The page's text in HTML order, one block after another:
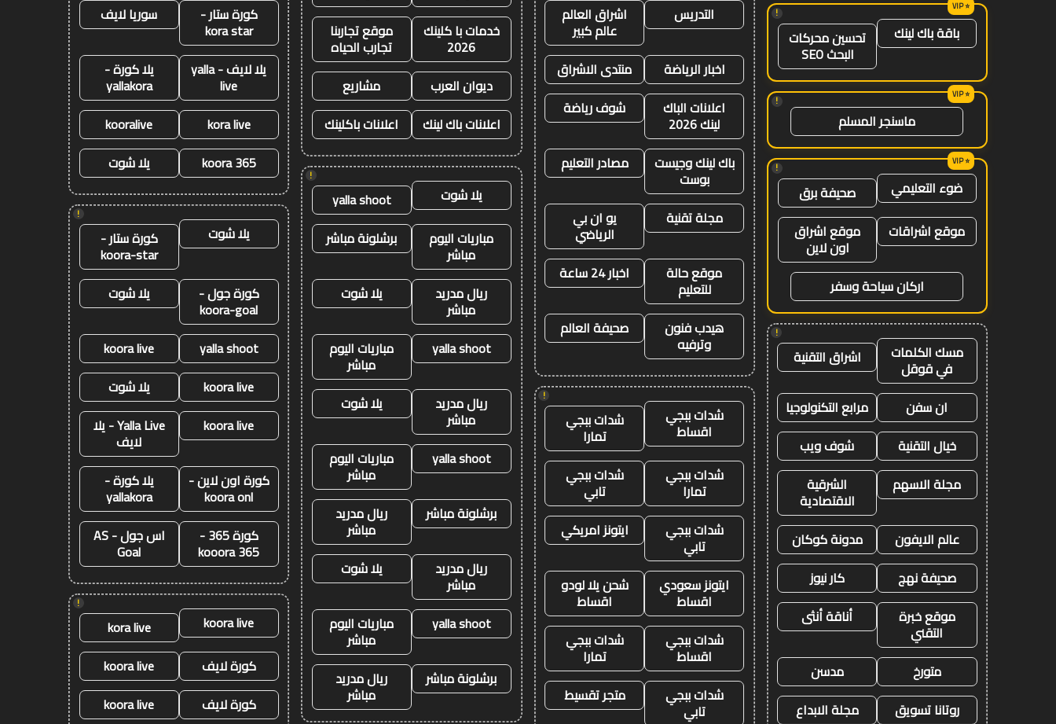
!
باقة باك لينك تحسين محركات
البحث SEO
!
ماسنجر المسلم
!
ضوء التعليمي
صحيفة برق
موقع اشراقات
موقع اشراق
اون لاين
اركان سياحة وسفر
!
مسك الكلمات
في قوقل اشراق التقنية
ان سفن
مرابع التكنولوجيا
خيال التقنية
شوف ويب
مجلة الاسهم
الشرقية
الاقتصادية
عالم الايفون
مدونة كوكان
صحيفة نهج
كار نيوز
موقع خبرة
التقني
أناقة أنثى
متورخ
مدسن
روتانا تسويق
مجلة الابداع
التدريس
اشراق العالم
عالم كبير
اخبار الرياضة
منتدى الاشراق
اعلانات الباك
لينك 2026
شوف رياضة
باك لينك وجيست
بوست
مصادر التعليم
مجلة تقنية يو ان بي
الرياضي
موقع حالة
للتعليم
اخبار 24 ساعة
هيدب فنون
وترفيه
صحيفة العالم
!
شدات ببجي
اقساط شدات ببجي
تمارا
شدات ببجي
تمارا
شدات ببجي
تابي
شدات ببجي
تابي
ايتونز امريكي
ايتونز سعودي
اقساط
شحن يلا لودو
اقساط
شدات ببجي
اقساط
شدات ببجي
تمارا
شدات ببجي
تابي
متجر تقسيط
خدمات با كلينك
2026
موقع تجاربنا
تجارب الحياه
ديوان العرب
مشاريع
اعلانات باك لينك
اعلانات باكلينك
!
يلا شوت
yalla shoot
مباريات اليوم
مباشر
برشلونة مباشر
ريال مدريد
مباشر
يلا شوت
yalla shoot مباريات اليوم
مباشر
ريال مدريد
مباشر
يلا شوت
yalla shoot مباريات اليوم
مباشر
برشلونة مباشر
ريال مدريد
مباشر
ريال مدريد
مباشر
يلا شوت
yalla shoot مباريات اليوم
مباشر
برشلونة مباشر
ريال مدريد
مباشر
كورة ستار -
kora star
سوريا لايف
يلا لايف - yalla
live
يلا كورة -
yallakora
kora live
kooralive
koora 365
يلا شوت
!
يلا شوت كورة ستار -
koora-star
كورة جول -
koora-goal
يلا شوت
yalla shoot
koora live
koora live
يلا شوت
koora live
Yalla Live - يلا
لايف
كورة اون لاين -
koora onl
يلا كورة -
yallakora
كورة 365 -
kooora 365
اس جول - AS
Goal
!
koora live
kora live
كورة لايف
koora live
كورة لايف
koora live